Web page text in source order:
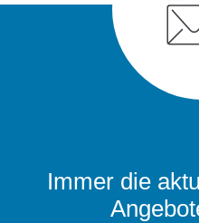
Immer die